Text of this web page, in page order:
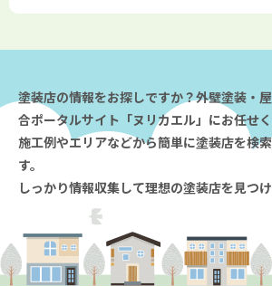
塗装店の情報をお探しですか？外壁塗装・
合ポータルサイト「ヌリカエル」にお任せく
施工例やエリアなどから簡単に塗装店を検
す。
しっかり情報収集して理想の塗装店を見つけ